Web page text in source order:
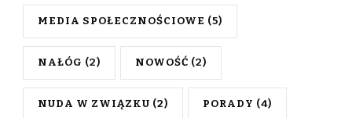
MEDIA SPOŁECZNOŚCIOWE (5)
NAŁÓG (2) NOWOŚĆ (2)
NUDA W ZWIĄZKU (2) PORADY (4)